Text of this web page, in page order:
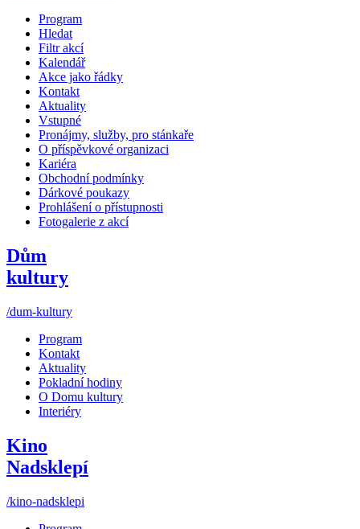
Program
Hledat
Filtr akcí
Kalendář
Akce jako řádky
Kontakt
Aktuality
Vstupné
Pronájmy, služby, pro stánkaře
O příspěvkové organizaci
Kariéra
Obchodní podmínky
Dárkové poukazy
Prohlášení o přístupnosti
Fotogalerie z akcí
Dům
kultury
/dum-kultury
Program
Kontakt
Aktuality
Pokladní hodiny
O Domu kultury
Interiéry
Kino
Nadsklepí
/kino-nadsklepi